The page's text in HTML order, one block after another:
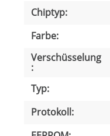
Chiptyp:
Farbe:
Verschüsselung
:
Typ:
Protokoll: